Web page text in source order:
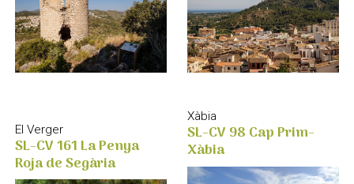
El Verger
SL-CV 161 La Penya
Roja de Segària
Xàbia
SL-CV 98 Cap Prim-
Xàbia